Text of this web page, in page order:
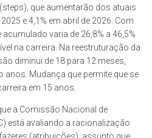
que aumentarão dos atuais
e 4,1% em abril de 2026. Com
varia de 26,8% a 46,5%
na carreira. Na reestruturação da
diminui de 18 para 12 meses,
Mudança que permite que se
em 15 anos.
a Comissão Nacional de
está avaliando a racionalização